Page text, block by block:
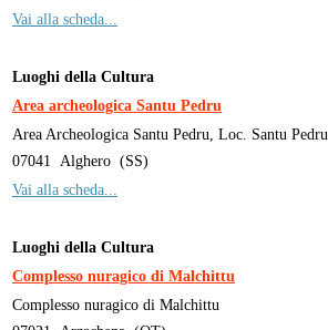
Vai alla scheda...
Luoghi della Cultura
Area archeologica Santu Pedru
Area Archeologica Santu Pedru, Loc. Santu Pedru
07041
Alghero (SS)
Vai alla scheda...
Luoghi della Cultura
Complesso nuragico di Malchittu
Complesso nuragico di Malchittu